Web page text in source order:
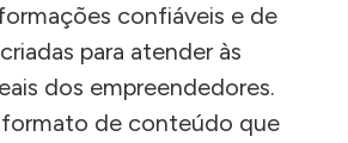
confiáveis e de
para atender às
dos empreendedores.
de conteúdo que